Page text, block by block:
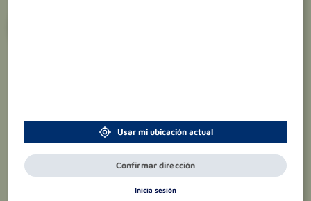
Usar mi ubicación actual
Confirmar dirección
Inicia sesión